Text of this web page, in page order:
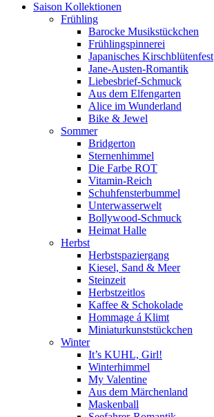
Saison Kollektionen
Frühling
Barocke Musikstückchen
Frühlingspinnerei
Japanisches Kirschblütenfest
Jane-Austen-Romantik
Liebesbrief-Schmuck
Aus dem Elfengarten
Alice im Wunderland
Bike & Jewel
Sommer
Bridgerton
Sternenhimmel
Die Farbe ROT
Vitamin-Reich
Schuhfensterbummel
Unterwasserwelt
Bollywood-Schmuck
Heimat Halle
Herbst
Herbstspaziergang
Kiesel, Sand & Meer
Steinzeit
Herbstzeitlos
Kaffee & Schokolade
Hommage á Klimt
Miniaturkunststückchen
Winter
It’s KUHL, Girl!
Winterhimmel
My Valentine
Aus dem Märchenland
Maskenball